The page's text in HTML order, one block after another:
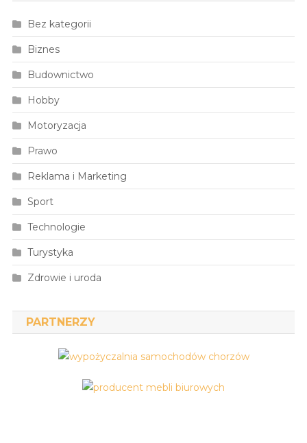
Bez kategorii
Biznes
Budownictwo
Hobby
Motoryzacja
Prawo
Reklama i Marketing
Sport
Technologie
Turystyka
Zdrowie i uroda
PARTNERZY